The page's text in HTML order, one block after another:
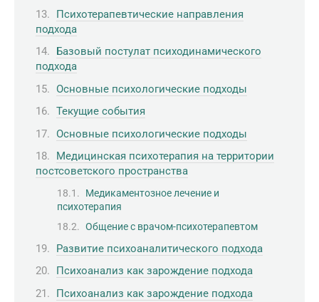
Психотерапевтические направления
подхода
Базовый постулат психодинамического
подхода
Основные психологические подходы
Текущие события
Основные психологические подходы
Медицинская психотерапия на территории
постсоветского пространства
Медикаментозное лечение и
психотерапия
Общение с врачом-психотерапевтом
Развитие психоаналитического подхода
Психоанализ как зарождение подхода
Психоанализ как зарождение подхода